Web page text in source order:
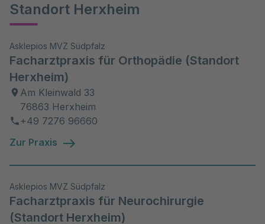
Standort Herxheim
Asklepios MVZ Südpfalz
Facharztpraxis für Orthopädie (Standort
Herxheim)
Am Kleinwald 33
76863 Herxheim
+49 7276 96660
Zur Praxis
Asklepios MVZ Südpfalz
Facharztpraxis für Neurochirurgie
(Standort Herxheim)